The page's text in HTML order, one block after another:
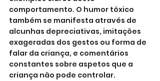
comportamento. O humor tóxico
também se manifesta através de
alcunhas depreciativas, imitações
exageradas dos gestos ou forma de
falar da criança, e comentários
constantes sobre aspetos que a
criança não pode controlar.